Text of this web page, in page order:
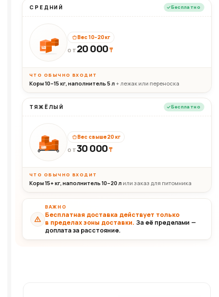
СРЕДНИЙ Бесплатно
20кг
Вес 10–20 кг
ОТ 20 000₸
ЧТО ОБЫЧНО ВХОДИТ
Корм 10–15 кг, наполнитель 5 л+ лежак или переноска
ТЯЖЁЛЫЙ Бесплатно
30+кг
Вес свыше 20 кг
ОТ30 000₸
ЧТО ОБЫЧНО ВХОДИТ
Корм 15+ кг, наполнитель 10–20 л или заказ для питомника
ВАЖНО
Бесплатная доставка действует только
в пределах зоны доставки. За её пределами —
доплата за расстояние.